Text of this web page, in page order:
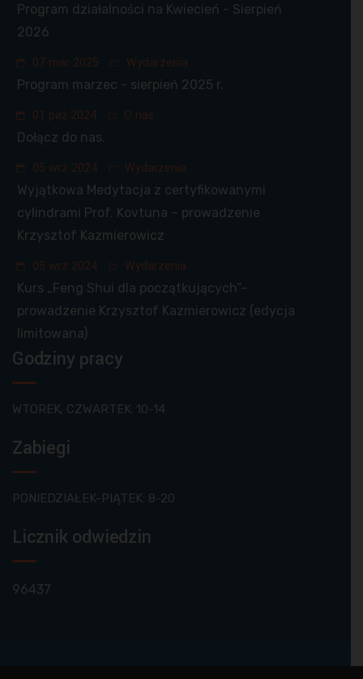
Program działalności na Kwiecień - Sierpień
2026
07 mar 2025 Wydarzenia
Program marzec - sierpień 2025 r.
01 paź 2024 O nas
Dołącz do nas.
05 wrz 2024 Wydarzenia
Wyjątkowa Medytacja z certyfikowanymi
cylindrami Prof. Kovtuna – prowadzenie
Krzysztof Kazmierowicz
05 wrz 2024 Wydarzenia
Kurs „Feng Shui dla początkujących”–
prowadzenie Krzysztof Kazmierowicz (edycja
limitowana)
Godziny pracy
WTOREK, CZWARTEK: 10-14
Zabiegi
PONIEDZIAŁEK-PIĄTEK: 8-20
Licznik odwiedzin
96437